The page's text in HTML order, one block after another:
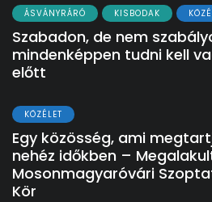
ÁSVÁNYRÁRÓ KISBODAK
Szabadon, de nem
mindenképpen tudni kell
előtt
KÖZÉLET
Egy közösség, ami
nehéz időkben –
Mosonmagyaróvári
Kör